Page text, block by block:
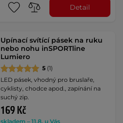
Detail
Upínací svítící pásek na ruku
nebo nohu inSPORTline
Lumiero
5 (1)
LED pásek, vhodný pro bruslaře,
cyklisty, chodce apod., zapínání na
suchý zip.
169 Kč
skladem – 11.8. u Vás